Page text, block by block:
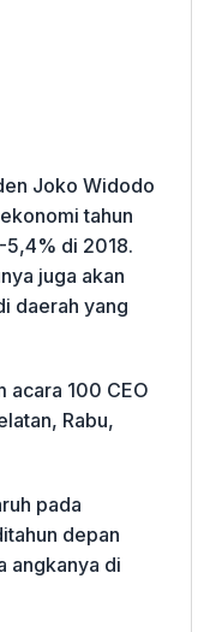
Joko Widodo
tahun
5,4% di 2018.
juga akan
daerah yang
acara 100 CEO
Rabu,
pada
depan
angkanya di